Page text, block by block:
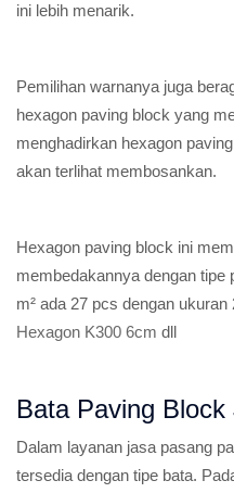
ini lebih menarik.
Pemilihan warnanya juga
hexagon paving block yang
menghadirkan hexagon
akan terlihat membosankan.
Hexagon paving block ini
membedakannya dengan tipe
m² ada 27 pcs dengan
Hexagon K300 6cm dll
Bata Paving Block
Dalam layanan jasa pasang
tersedia dengan tipe bata.